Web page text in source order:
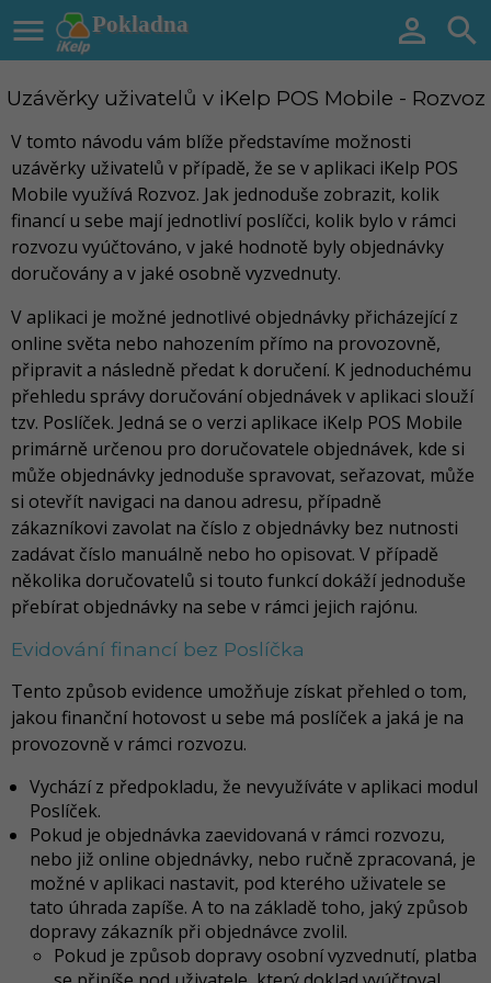
Pokladna
  
Uzávěrky uživatelů v iKelp POS Mobile - Rozvoz
V tomto návodu vám blíže představíme možnosti
uzávěrky uživatelů v případě, že se v aplikaci iKelp POS
Mobile využívá Rozvoz. Jak jednoduše zobrazit, kolik
financí u sebe mají jednotliví poslíčci, kolik bylo v rámci
rozvozu vyúčtováno, v jaké hodnotě byly objednávky
doručovány a v jaké osobně vyzvednuty.
V aplikaci je možné jednotlivé objednávky přicházející z
online světa nebo nahozením přímo na provozovně,
připravit a následně předat k doručení. K jednoduchému
přehledu správy doručování objednávek v aplikaci slouží
tzv. Poslíček. Jedná se o verzi aplikace iKelp POS Mobile
primárně určenou pro doručovatele objednávek, kde si
může objednávky jednoduše spravovat, seřazovat, může
si otevřít navigaci na danou adresu, případně
zákazníkovi zavolat na číslo z objednávky bez nutnosti
zadávat číslo manuálně nebo ho opisovat. V případě
několika doručovatelů si touto funkcí dokáží jednoduše
přebírat objednávky na sebe v rámci jejich rajónu.
Evidování financí bez Poslíčka
Tento způsob evidence umožňuje získat přehled o tom,
jakou finanční hotovost u sebe má poslíček a jaká je na
provozovně v rámci rozvozu.
Vychází z předpokladu, že nevyužíváte v aplikaci modul
Poslíček.
Pokud je objednávka zaevidovaná v rámci rozvozu,
nebo již online objednávky, nebo ručně zpracovaná, je
možné v aplikaci nastavit, pod kterého uživatele se
tato úhrada zapíše. A to na základě toho, jaký způsob
dopravy zákazník při objednávce zvolil.
Pokud je způsob dopravy osobní vyzvednutí, platba